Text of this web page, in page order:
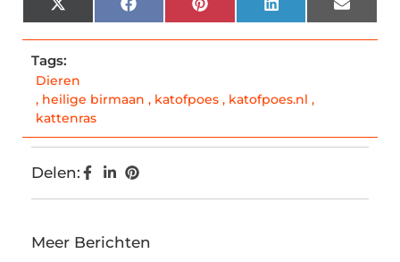
X
(Twitter)
FacebookPinterestLinkedInEmail
Tags:
Dieren
, heilige birmaan , katofpoes , katofpoes.nl ,
kattenras
Delen:
Meer Berichten